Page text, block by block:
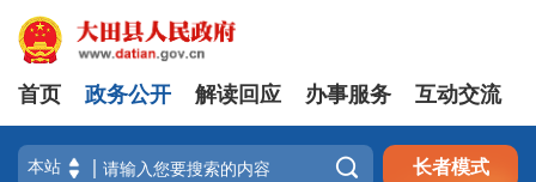
首页 政务公开 解读回应 办事服务 互动交流
 长者模式